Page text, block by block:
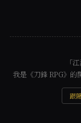
「
我是《刀鋒 RPG》的
跟